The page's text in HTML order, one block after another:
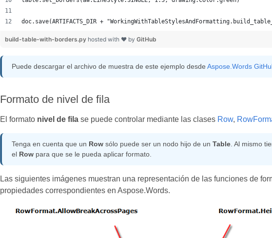
build-table-with-borders.py hosted with ❤ by GitHub
Puede descargar el archivo de muestra de este ejemplo desde Aspose.Words
Formato de nivel de fila
El formato nivel de filase puede controlar mediante las clases Row,
Tenga en cuenta que un Rowsólo puede ser un nodo hijo de un Table. Al mismo
el Rowpara que se le pueda aplicar formato.
Las siguientes imágenes muestran una representación de las funciones de
propiedades correspondientes en Aspose.Words.